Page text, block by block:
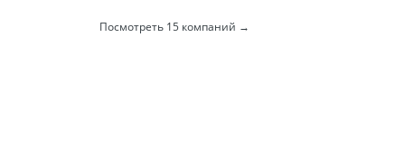
Посмотреть 15 компаний